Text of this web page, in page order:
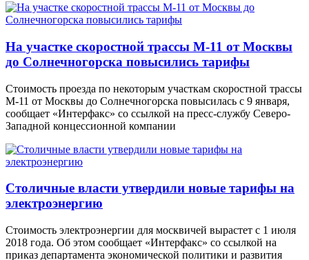
На участке скоростной трассы М-11 от Москвы
до Солнечногорска повысились тарифы
Стоимость проезда по некоторым участкам скоростной трассы
М-11 от Москвы до Солнечногорска повысилась с 9 января,
сообщает «Интерфакс» со ссылкой на пресс-службу Северо-
Западной концессионной компании
Столичные власти утвердили новые тарифы на
электроэнергию
Стоимость электроэнергии для москвичей вырастет с 1 июля
2018 года. Об этом сообщает «Интерфакс» со ссылкой на
приказ департамента экономической политики и развития